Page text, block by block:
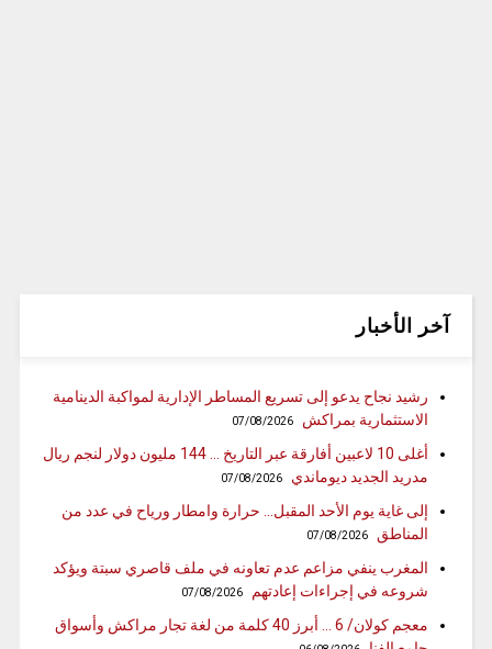
آخر الأخبار
رشيد نجاح يدعو إلى تسريع المساطر الإدارية لمواكبة الدينامية
الاستثمارية بمراكش
07/08/2026
أغلى 10 لاعبين أفارقة عبر التاريخ … 144 مليون دولار لنجم ريال
مدريد الجديد ديوماندي
07/08/2026
إلى غاية يوم الأحد المقبل… حرارة وامطار ورياح في عدد من
المناطق
07/08/2026
المغرب ينفي مزاعم عدم تعاونه في ملف قاصري سبتة ويؤكد
شروعه في إجراءات إعادتهم
07/08/2026
معجم كولان/ 6 … أبرز 40 كلمة من لغة تجار مراكش وأسواق